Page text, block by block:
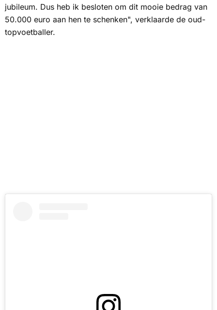
jubileum. Dus heb ik besloten om dit mooie bedrag van
50.000 euro aan hen te schenken", verklaarde de oud-
topvoetballer.